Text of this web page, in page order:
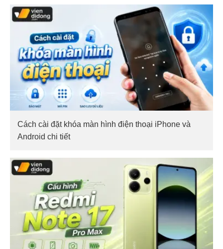
Cách cài đặt khóa màn hình điện thoại iPhone và
Android chi tiết